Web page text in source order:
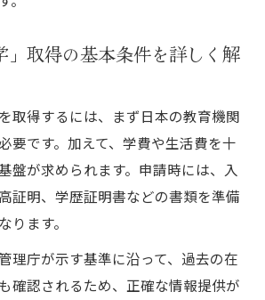
」取得の基本条件を詳しく解
取得するには、まず日本の教育機関
要です。加えて、学費や生活費を十
盤が求められます。申請時には、入
証明、学歴証明書などの書類を準備
ります。
理庁が示す基準に沿って、過去の在
確認されるため、正確な情報提供が